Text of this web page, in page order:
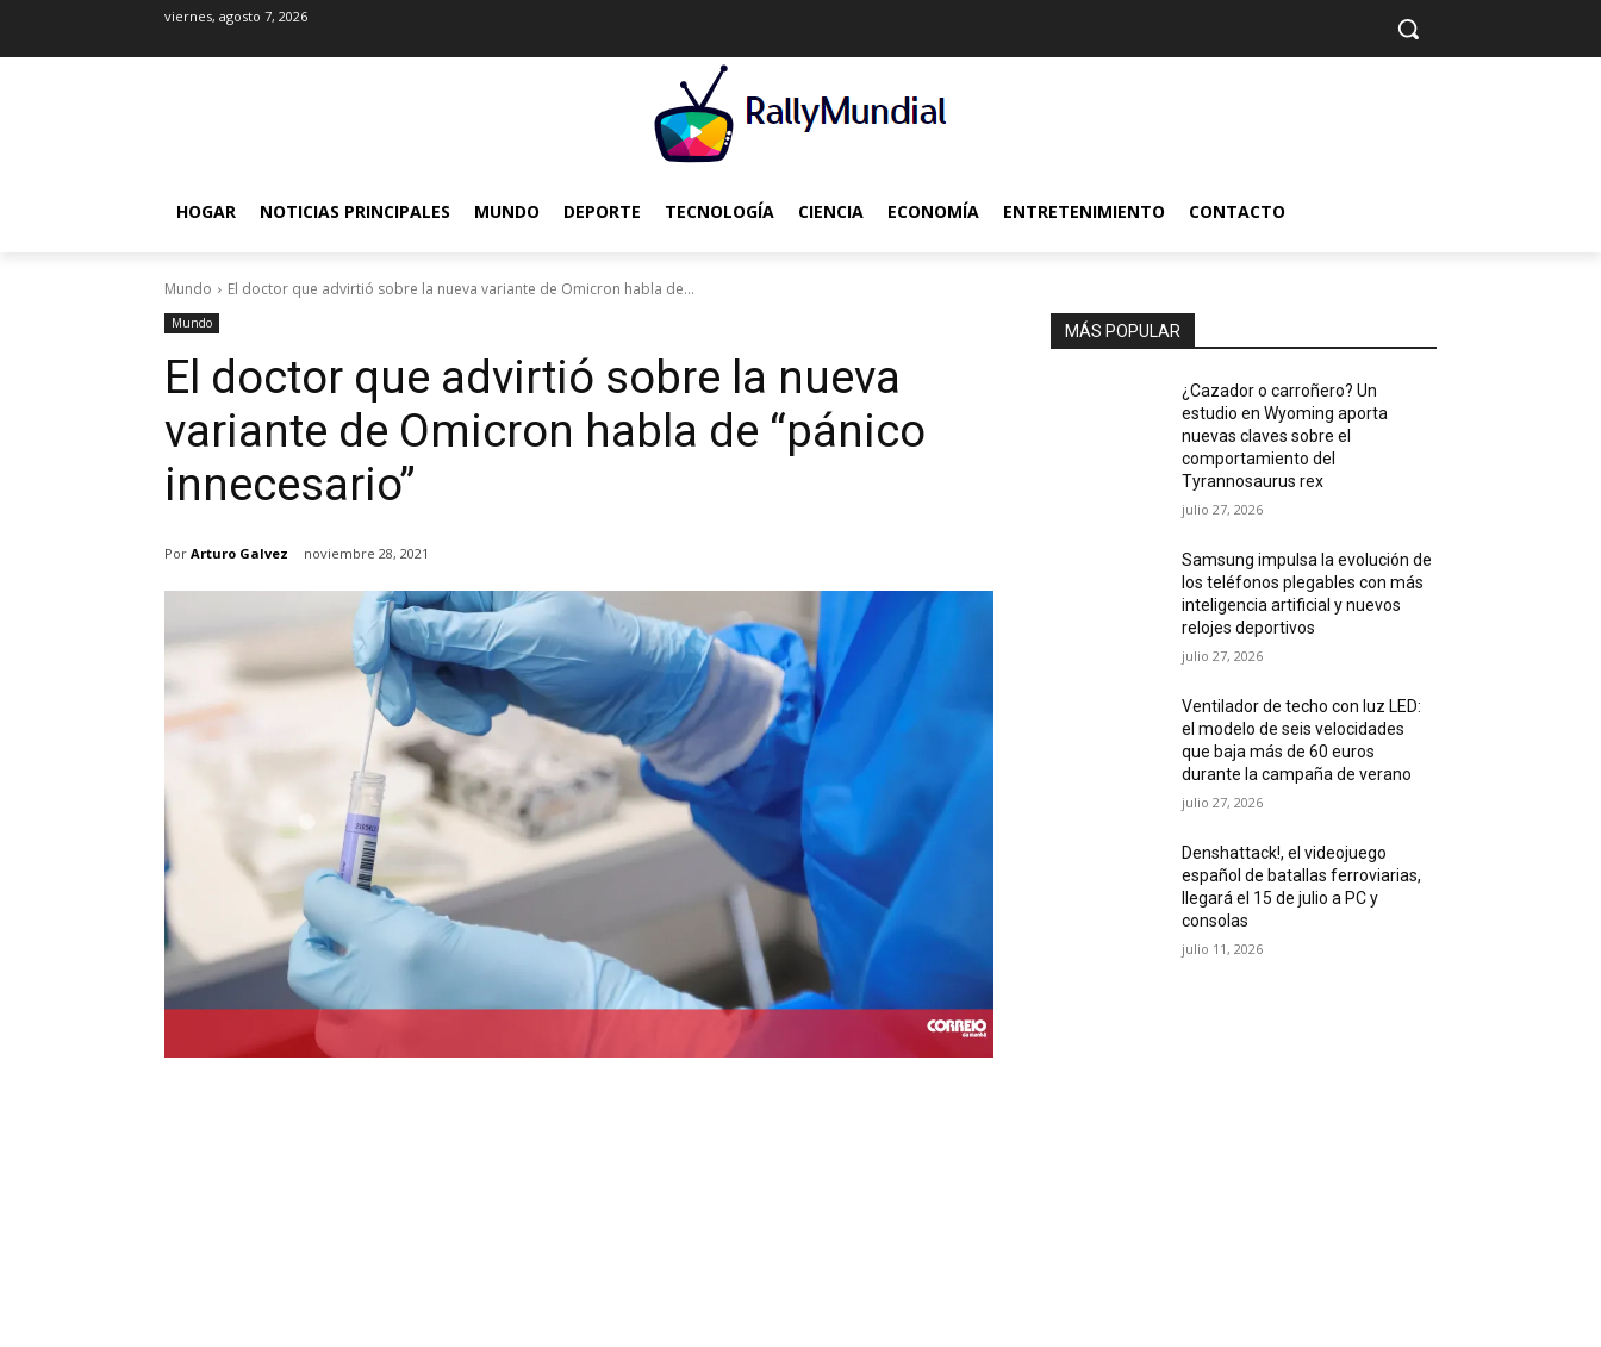
viernes, agosto 7, 2026
HOGAR NOTICIAS PRINCIPALES MUNDO DEPORTE TECNOLOGÍA CIENCIA ECONOMÍA ENTRETENIMIENTO CONTACTO
Mundo El doctor que advirtió sobre la nueva variante de Omicron habla de...
Mundo
El doctor que advirtió sobre la nueva
variante de Omicron habla de “pánico
innecesario”
Por Arturo Galvez noviembre 28, 2021
MÁS POPULAR
¿Cazador o carroñero? Un
estudio en Wyoming aporta
nuevas claves sobre el
comportamiento del
Tyrannosaurus rex
julio 27, 2026
Samsung impulsa la evolución de
los teléfonos plegables con más
inteligencia artificial y nuevos
relojes deportivos
julio 27, 2026
Ventilador de techo con luz LED:
el modelo de seis velocidades
que baja más de 60 euros
durante la campaña de verano
julio 27, 2026
Denshattack!, el videojuego
español de batallas ferroviarias,
llegará el 15 de julio a PC y
consolas
julio 11, 2026